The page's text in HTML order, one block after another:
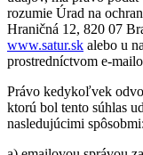
rozumie Úrad na
Hraničná 12, 820 07
www.satur.sk alebo u
prostredníctvom e-
Právo kedykoľvek
ktorú bol tento súhlas
nasledujúcimi spôsobmi: